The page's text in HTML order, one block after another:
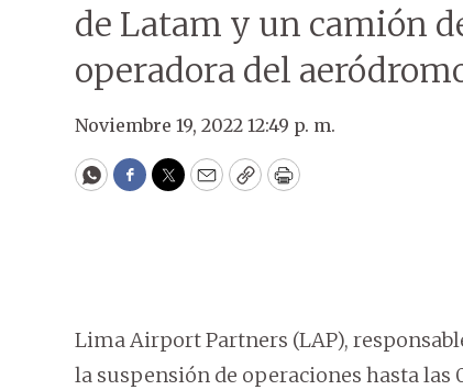
de Latam y un camión
operadora del
Noviembre 19, 2022 12:49 p. m.
WhatsApp
Facebook
Twitter
EmailCopyPrint
Lima Airport Partners (LAP),
la suspensión de operaciones hasta